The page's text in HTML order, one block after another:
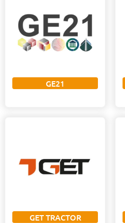
GE21
GET TRACTOR